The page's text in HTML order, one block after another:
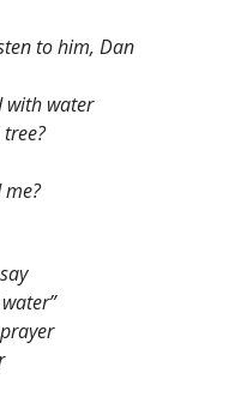
to him, Dan
with water
me?